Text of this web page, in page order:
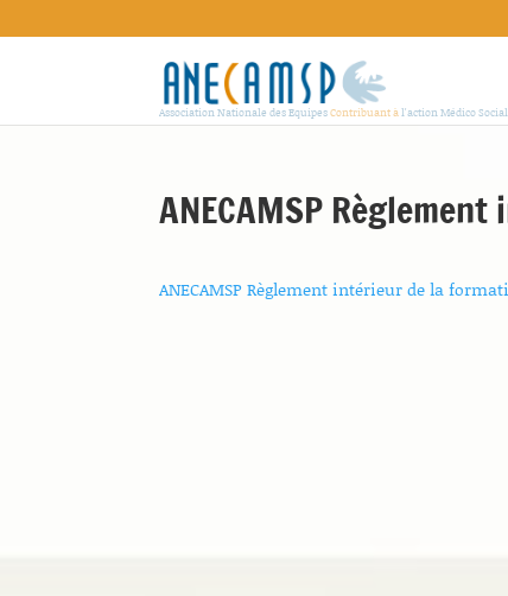
Association Nationale des EquipesContribuant àl'action Médico
ANECAMSP
ANECAMSP Règlement intérieur de la